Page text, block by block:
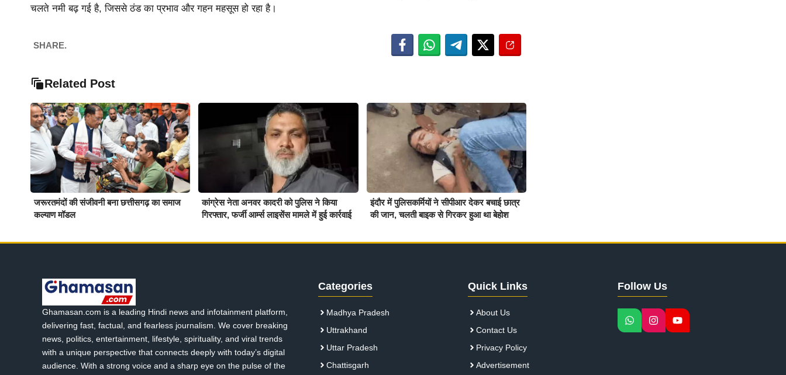
चलते नमी बढ़ गई है, जिससे ठंड का प्रभाव और गहन महसूस हो रहा है।
SHARE.
Related Post
जरूरतमंदों की संजीवनी बना छत्तीसगढ़ का समाज
कल्याण मॉडल
कांग्रेस नेता अनवर कादरी को पुलिस ने किया
गिरफ्तार, फर्जी आर्म्स लाइसेंस मामले में हुई कार्रवाई
इंदौर में पुलिसकर्मियों ने सीपीआर देकर बचाई छात्र
की जान, चलती बाइक से गिरकर हुआ था बेहोश
Ghamasan.com is a leading Hindi news and infotainment platform,
delivering fast, factual, and fearless journalism. We cover breaking
news, politics, entertainment, lifestyle, spirituality, and viral trends
with a unique perspective that connects deeply with today’s digital
audience. With a strong voice and a sharp eye on the pulse of the
Categories
Madhya Pradesh
Uttrakhand
Uttar Pradesh
Chattisgarh
Quick Links
About Us
Contact Us
Privacy Policy
Advertisement
Follow Us